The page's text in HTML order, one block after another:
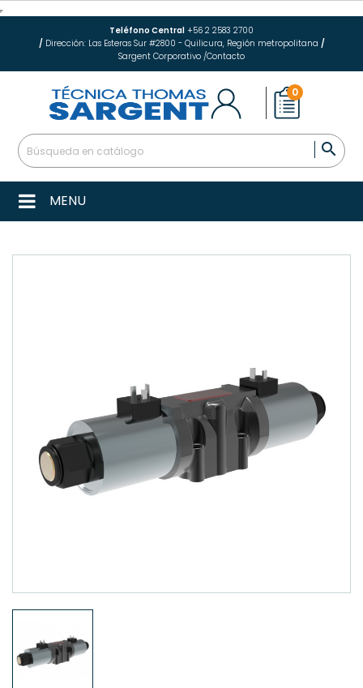
Teléfono Central +56 2 2583 2700
/Dirección: Las Esteras Sur #2800 - Quilicura, Región metropolitana /
Sargent Corporativo /Contacto
0

MENU